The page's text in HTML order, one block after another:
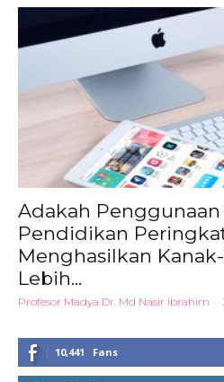
Adakah
Pendidikan
Menghasilkan
Lebih...
Profesor Madya Dr. Md Nasir Ibrahim -
10,441 Fans